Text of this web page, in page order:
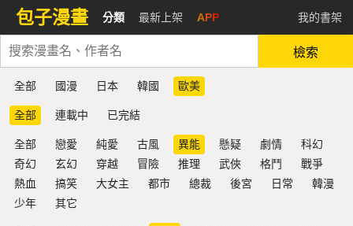
包子漫畫 分類 最新上架 APP 我的書架
檢索
全部 國漫 日本 韓國 歐美
全部 連載中 已完結
全部 戀愛 純愛 古風 異能 懸疑 劇情
科幻
奇幻
玄幻 穿越 冒險 推理 武俠 格鬥
戰爭
熱血
搞笑 大女主 都市 總裁 後宮 日常
韓漫
少年
其它